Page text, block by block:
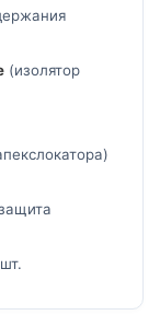
(изолятор